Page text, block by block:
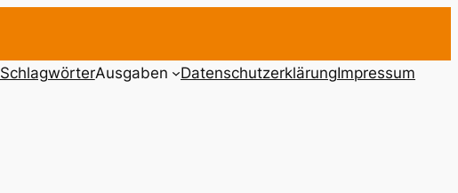
SchlagwörterAusgaben DatenschutzerklärungImpressum